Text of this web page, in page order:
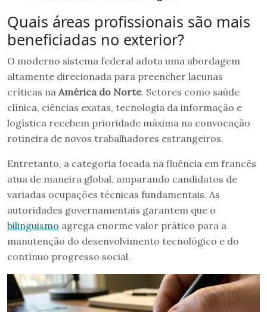
Quais áreas profissionais são mais
beneficiadas no exterior?
O moderno sistema federal adota uma abordagem
altamente direcionada para preencher lacunas
críticas na América do Norte. Setores como saúde
clínica, ciências exatas, tecnologia da informação e
logística recebem prioridade máxima na convocação
rotineira de novos trabalhadores estrangeiros.
Entretanto, a categoria focada na fluência em francês
atua de maneira global, amparando candidatos de
variadas ocupações técnicas fundamentais. As
autoridades governamentais garantem que o
bilinguismo agrega enorme valor prático para a
manutenção do desenvolvimento tecnológico e do
contínuo progresso social.